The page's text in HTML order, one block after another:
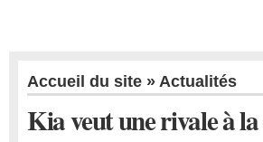
Accueil du site » Actualités
Kia veut une rivale à